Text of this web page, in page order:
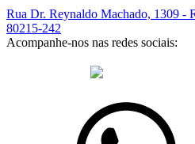
Rua Dr. Reynaldo Machado, 1309 -
80215-242
Acompanhe-nos nas redes sociais: